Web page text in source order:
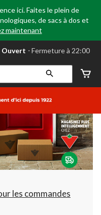
ici. Faites le plein de
de sacs à dos et
maintenant
Ouvert ⋅ Fermeture à 22:00
les commandes